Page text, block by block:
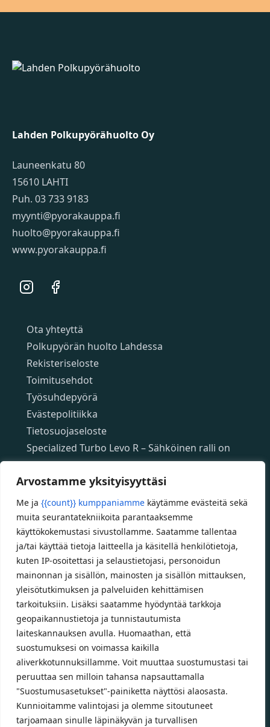
Arvostamme yksityisyyttäsi
Me ja {{count}} kumppaniamme käytämme evästeitä sekä
muita seurantatekniikoita parantaaksemme
käyttökokemustasi sivustollamme. Saatamme tallentaa
ja/tai käyttää tietoja laitteella ja käsitellä henkilötietoja,
kuten IP-osoitettasi ja selaustietojasi, personoidun
mainonnan ja sisällön, mainosten ja sisällön mittauksen,
yleisötutkimuksen ja palveluiden kehittämisen
tarkoituksiin. Lisäksi saatamme hyödyntää tarkkoja
geopaikannustietoja ja tunnistautumista
laiteskannauksen avulla. Huomaathan, että
suostumuksesi on voimassa kaikilla
aliverkkotunnuksillamme. Voit muuttaa suostumustasi tai
peruuttaa sen milloin tahansa napsauttamalla
"Suostumusasetukset"-painiketta näyttösi alaosasta.
Kunnioitamme valintojasi ja olemme sitoutuneet
tarjoamaan sinulle läpinäkyvän ja turvallisen
Lahden Polkupyörähuolto - etusivulle
Lahden Polkupyörähuolto Oy
Launeenkatu 80
15610 LAHTI
Puh. 03 733 9183
myynti@pyorakauppa.fi
huolto@pyorakauppa.fi
www.pyorakauppa.fi
InstagramFacebook
SivutOta yhteyttä
Polkupyörän huolto Lahdessa
Rekisteriseloste
Toimitusehdot
Työsuhdepyörä
Evästepolitiikka
Tietosuojaseloste
Specialized Turbo Levo R – Sähköinen ralli on
täällä!
Specialized App – ilmainen mobiilisovellus
Specializedin sähköpyöriin
Custom polkupyörät
Fatbikellä helppoa ja huoletonta etenemistä
maastossa
Aukioloajat
Talvikauden aukioloajat (1.10.2025 – 28.2.2026)
Ma-Pe 10-18
La 10-14
Kesäkauden aukioloajat (1.3.2026 – 30.9.2026)
Ma-Pe 10-18
La 9-15